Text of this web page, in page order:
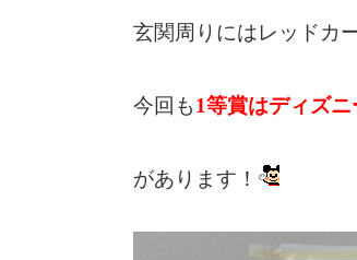
玄関周りにはレッドカ
今回も1等賞はディズ
があります！